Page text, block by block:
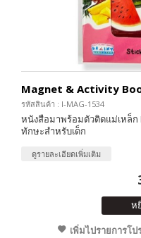
Magnet & Activity
รหัสสินค้า : I-MAG-1534
หนังสือมาพร้อมตัวติดแม่เหล็ก
ทักษะสำหรับเด็ก
ดูรายละเอียดเพิ่มเติม
ห
เพิ่มไปรายการโป